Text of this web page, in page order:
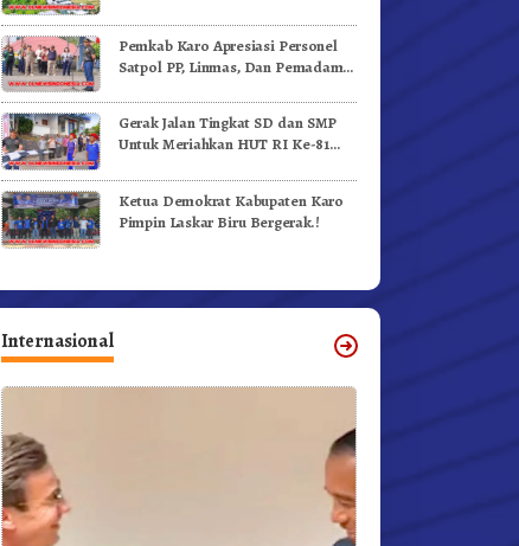
Videokan!
Pemkab Karo Apresiasi Personel
Satpol PP, Linmas, Dan Pemadam
Gerak Jalan Tingkat SD dan SMP
Untuk Meriahkan HUT RI Ke-81
Ketua Demokrat Kabupaten Karo
Pimpin Laskar Biru Bergerak.!
Internasional